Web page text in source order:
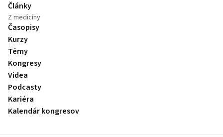
Články
Z medicíny
Časopisy
Kurzy
Témy
Kongresy
Videa
Podcasty
Kariéra
Kalendár kongresov